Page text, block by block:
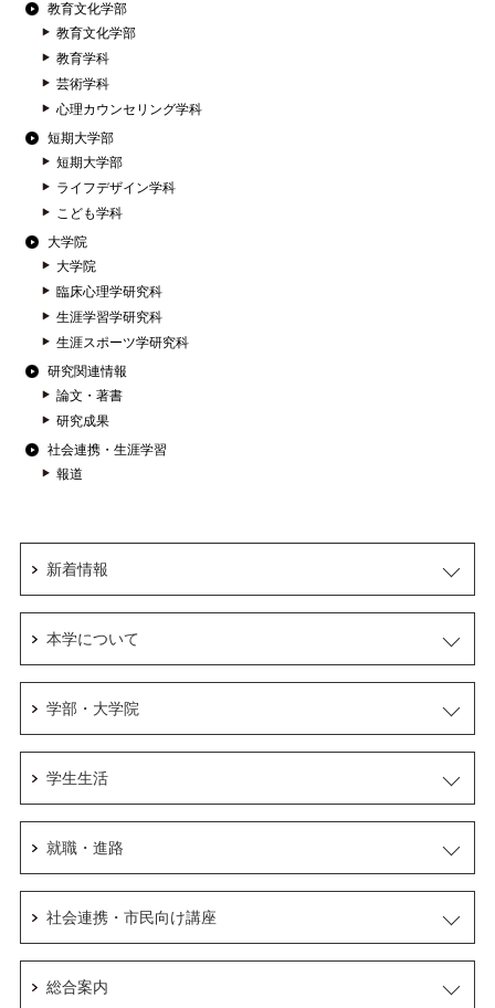
教育文化学部
教育文化学部
教育学科
芸術学科
心理カウンセリング学科
短期大学部
短期大学部
ライフデザイン学科
こども学科
大学院
大学院
臨床心理学研究科
生涯学習学研究科
生涯スポーツ学研究科
研究関連情報
論文・著書
研究成果
社会連携・生涯学習
報道
新着情報
本学について
学部・大学院
学生生活
就職・進路
社会連携・市民向け講座
総合案内